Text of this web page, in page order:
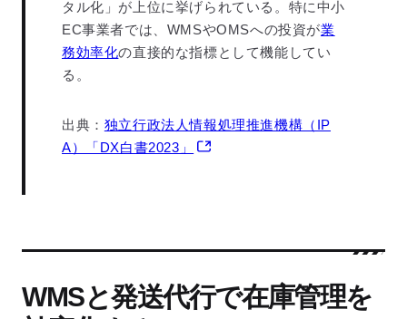
タル化」が上位に挙げられている。特に中小
EC事業者では、WMSやOMSへの投資が業
務効率化の直接的な指標として機能してい
る。
出典： 独立行政法人情報処理推進機構（IP
A）「DX白書2023」
WMSと発送代行で在庫管理を